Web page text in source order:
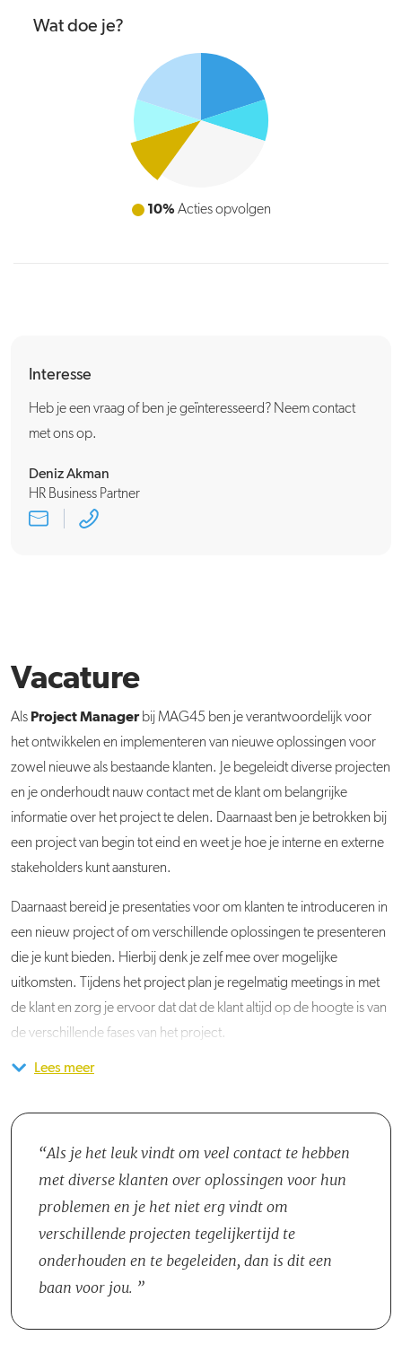
Wat doe je?
10% Acties opvolgen
Interesse
Heb je een vraag of ben je geïnteresseerd? Neem contact
met ons op.
Deniz Akman
HR Business Partner
Vacature
Als Project Managerbij MAG45 ben je verantwoordelijk voor
het ontwikkelen en implementeren van nieuwe oplossingen voor
zowel nieuwe als bestaande klanten. Je begeleidt diverse projecten
en je onderhoudt nauw contact met de klant om belangrijke
informatie over het project te delen. Daarnaast ben je betrokken bij
een project van begin tot eind en weet je hoe je interne en externe
stakeholders kunt aansturen.
Daarnaast bereid je presentaties voor om klanten te introduceren in
een nieuw project of om verschillende oplossingen te presenteren
die je kunt bieden. Hierbij denk je zelf mee over mogelijke
uitkomsten. Tijdens het project plan je regelmatig meetings in met
de klant en zorg je ervoor dat dat de klant altijd op de hoogte is van
de verschillende fases van het project.
Je komt te werken in het Project Management Team. Hoewel je
mogelijkheid om te overleggen met een van je collega’s wanneer
dat nodig is.
Lees meer
Als je het leuk vindt om veel contact te hebben
met diverse klanten over oplossingen voor hun
problemen en je het niet erg vindt om
verschillende projecten tegelijkertijd te
onderhouden en te begeleiden, dan is dit een
baan voor jou.